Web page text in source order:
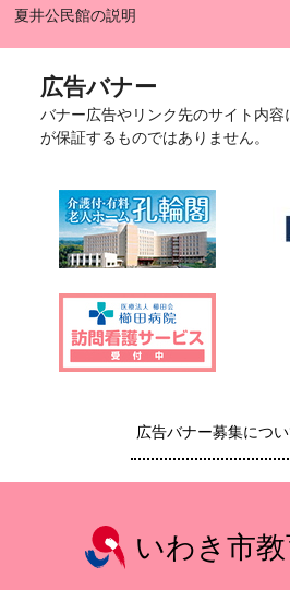
夏井公民館の説明
広告バナー
バナー広告やリンク先のサイト内
が保証するものではありません。
広告バナー募集につ
いわき市